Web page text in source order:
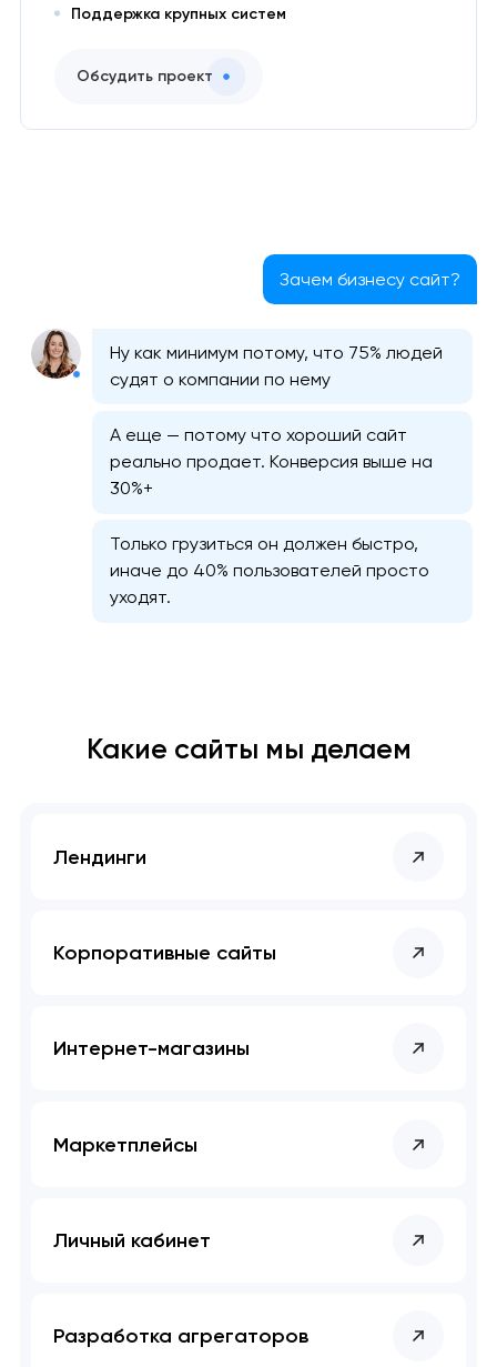
Поддержка крупных систем
Обсудить проект
Зачем бизнесу сайт?
Ну как минимум потому, что 75% людей
судят о компании по нему
А еще — потому что хороший сайт
реально продает. Конверсия выше на
30%+
Только грузиться он должен быстро,
иначе до 40% пользователей просто
уходят.
Какие сайты мы делаем
Лендинги
Корпоративные сайты
Интернет-магазины
Маркетплейсы
Личный кабинет
Разработка агрегаторов